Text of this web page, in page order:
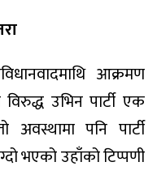
आक्रमण
उभिन पार्टी एक
पनि पार्टी
भएको उहाँको टिप्पणी